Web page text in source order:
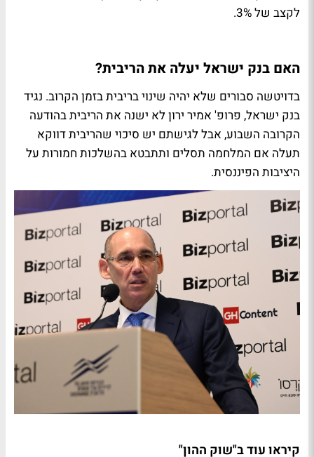
לקצב של 3%.
האם בנק ישראל יעלה את הריבית?
בדויטשה סבורים שלא יהיה שינוי בריבית בזמן הקרוב. נגיד
בנק ישראל, פרופ' אמיר ירון לא ישנה את הריבית בהודעה
הקרובה השבוע, אבל לגישתם יש סיכוי שהריבית דווקא
תעלה אם המלחמה תסלים ותתבטא בהשלכות חמורות על
היציבות הפיננסית.
קיראו עוד ב"שוק ההון"